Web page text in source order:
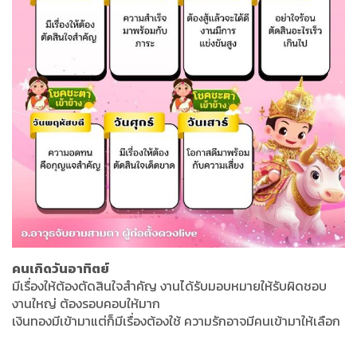
คนเกิดวันอาทิตย์
มีเรื่องให้ต้องตัดสินใจสำคัญ งานได้รับมอบหมายให้รับผิดชอบ
งานใหญ่ ต้องรอบคอบให้มาก
เงินทองมีเข้ามาแต่ก็มีเรื่องต้องใช้ ความรักอาจมีคนเข้ามาให้เลือก